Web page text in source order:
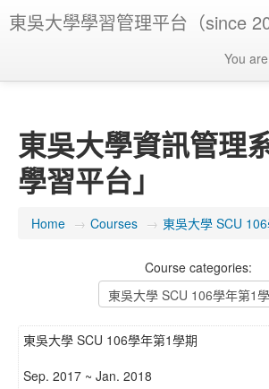
東吳大學學習管理平台（since
You
東吳大學資訊管理
學習平台」
Home → Courses → 東吳大學 SCU
Course categories:
東吳大學 SCU 106學年第1學期
Sep. 2017 ~ Jan. 2018